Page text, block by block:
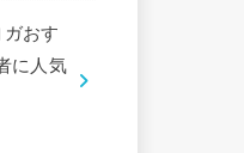
おす
に人気